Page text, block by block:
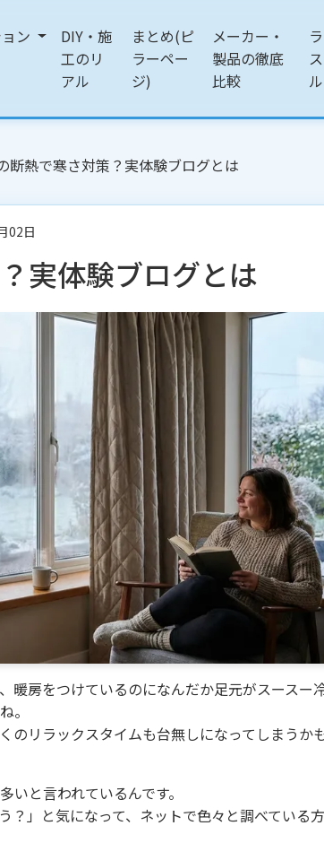
ン
DIY・施
工のリ
アル
まとめ(ピ
ラーペー
ジ)
メーカー・
製品の徹底
比較
ル
断熱で寒さ対策？実体験ブログとは
02日
実体験ブログとは
暖房をつけているのになんだか足元がスースー
。
のリラックスタイムも台無しになってしまうか
と言われているんです。
？」と気になって、ネットで色々と調べている